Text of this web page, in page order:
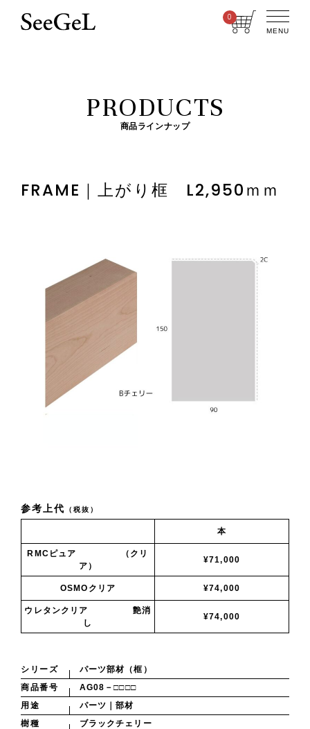
0
MENU
PRODUCTS
商品ラインナップ
FRAME｜上がり框 L2,950ｍｍ
参考上代 （税抜）
本
RMCピュア （クリ
ア）
¥71,000
OSMOクリア ¥74,000
ウレタンクリア 艶消
し
¥74,000
シリーズ
パーツ部材（框）
商品番号
AG08－□□□□
用途
パーツ｜部材
樹種
ブラックチェリー